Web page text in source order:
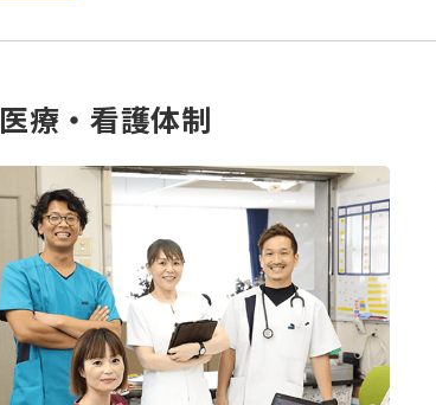
医療・看護体制